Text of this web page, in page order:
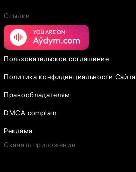
Ссылки
Пользовательское соглашение
Политика конфиденциальности Сайта
Правообладателям
DMCA complain
Реклама
Скачать приложение